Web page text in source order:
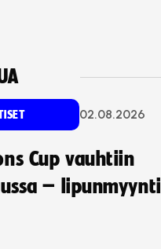
02.08.2026
Cup vauhtiin
– lipunmyynti